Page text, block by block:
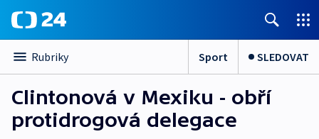
Rubriky Sport SLEDOVAT
Clintonová v Mexiku - obří
protidrogová delegace